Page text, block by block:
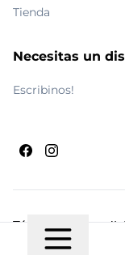
Tienda
Necesitas un
Escribinos!
© 2026 Maldito
Términos y